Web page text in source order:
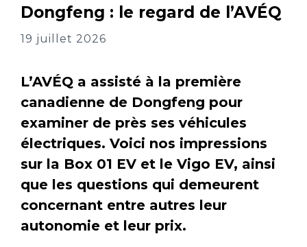
Dongfeng : le regard de l’AVÉQ
19 juillet 2026
L’AVÉQ a assisté à la première
canadienne de Dongfeng pour
examiner de près ses véhicules
électriques. Voici nos impressions
sur la Box 01 EV et le Vigo EV, ainsi
que les questions qui demeurent
concernant entre autres leur
autonomie et leur prix.